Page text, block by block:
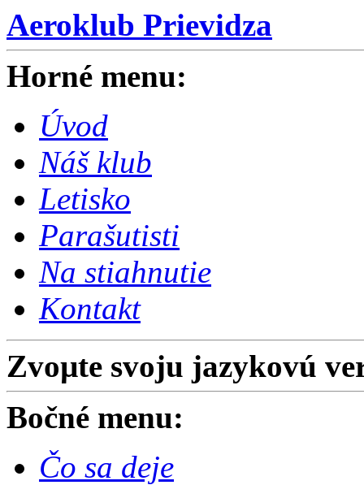
Aeroklub Prievidza
Horné menu:
Úvod
Náš klub
Letisko
Parašutisti
Na stiahnutie
Kontakt
Zvoµte svoju jazykovú
Bočné menu:
Čo sa deje